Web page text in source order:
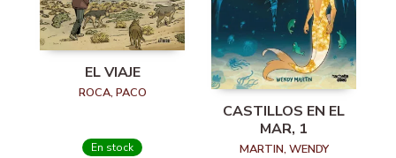
EL VIAJE
ROCA, PACO
En stock
CASTILLOS EN EL
MAR, 1
MARTIN, WENDY